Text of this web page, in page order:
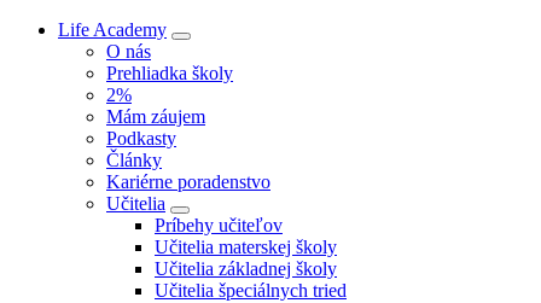
Life Academy
O nás
Prehliadka školy
2%
Mám záujem
Podkasty
Články
Kariérne poradenstvo
Učitelia
Príbehy učiteľov
Učitelia materskej školy
Učitelia základnej školy
Učitelia špeciálnych tried